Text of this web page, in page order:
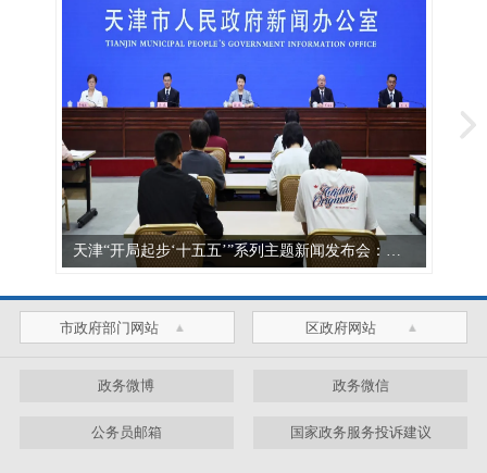
市政府部门网站 区政府网站
政务微博 政务微信
公务员邮箱 国家政务服务投诉建议